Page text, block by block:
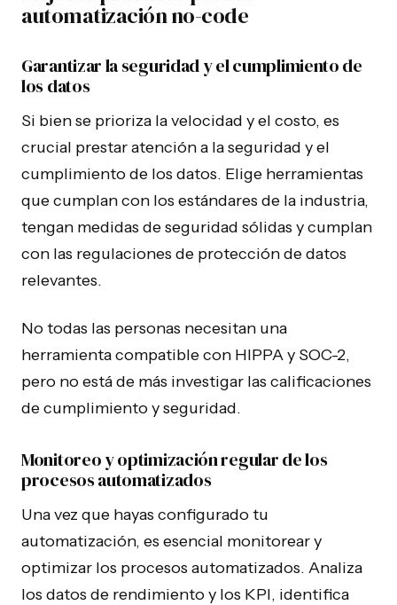
automatización no-code
Garantizar la seguridad y el cumplimiento de
los datos
Si bien se prioriza la velocidad y el costo, es
crucial prestar atención a la seguridad y el
cumplimiento de los datos. Elige herramientas
que cumplan con los estándares de la industria,
tengan medidas de seguridad sólidas y cumplan
con las regulaciones de protección de datos
relevantes.
No todas las personas necesitan una
herramienta compatible con HIPPA y SOC-2,
pero no está de más investigar las calificaciones
de cumplimiento y seguridad.
Monitoreo y optimización regular de los
procesos automatizados
Una vez que hayas configurado tu
automatización, es esencial monitorear y
optimizar los procesos automatizados. Analiza
los datos de rendimiento y los KPI, identifica